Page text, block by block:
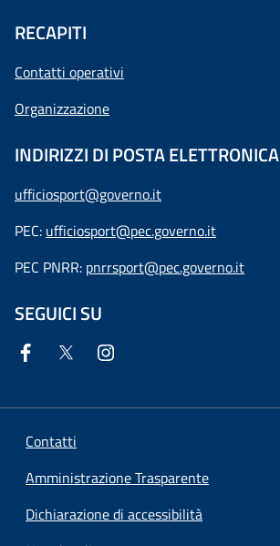
RECAPITI
Contatti operativi
Organizzazione
INDIRIZZI DI POSTA ELETTRONICA
ufficiosport@governo.it
PEC: ufficiosport@pec.governo.it
PEC PNRR: pnrrsport@pec.governo.it
SEGUICI SU
Contatti
Amministrazione Trasparente
Dichiarazione di accessibilità